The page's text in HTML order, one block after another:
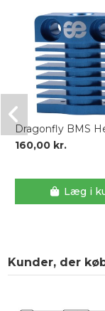
Dragonfly BMS
160,00 kr.
Læg i
Kunder, der